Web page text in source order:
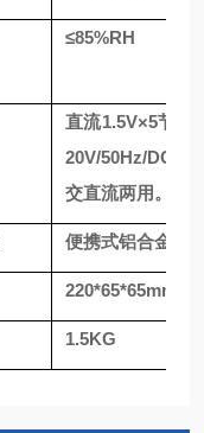
≤85%RH
直流1.5V×5节
20V/50Hz/
交直流两用。
便携式铝合金包
220*65*65mm
1.5KG